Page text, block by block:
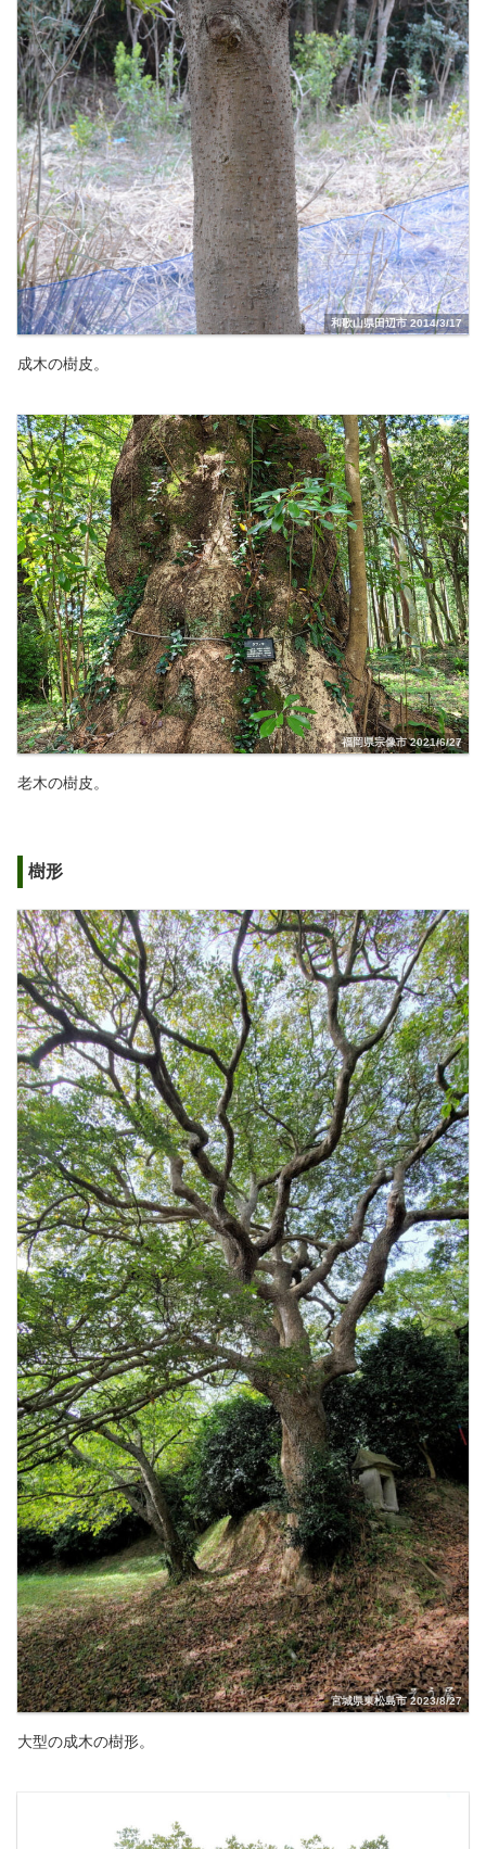
和歌山県田辺市 2014/3/17
成木の樹皮。
福岡県宗像市 2021/6/27
老木の樹皮。
樹形
宮城県東松島市 2023/8/27
大型の成木の樹形。